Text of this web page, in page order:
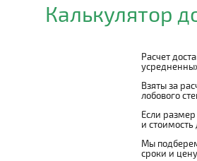
Калькулятор
Расчет
Взяты за
лобового
Если
и
Мы
сроки и